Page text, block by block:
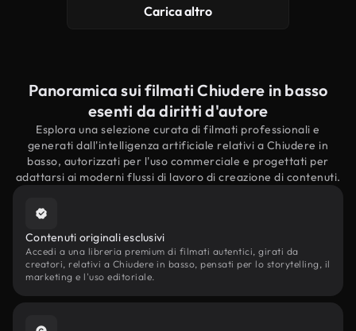
Carica altro
Panoramica sui filmati Chiudere in basso
esenti da diritti d'autore
Esplora una selezione curata di filmati professionali e
generati dall'intelligenza artificiale relativi a Chiudere in
basso, autorizzati per l'uso commerciale e progettati per
adattarsi ai moderni flussi di lavoro di creazione di contenuti.
Contenuti originali esclusivi
Accedi a una libreria premium di filmati autentici, girati da
creatori, relativi a Chiudere in basso, pensati per lo storytelling, il
marketing e l'uso editoriale.